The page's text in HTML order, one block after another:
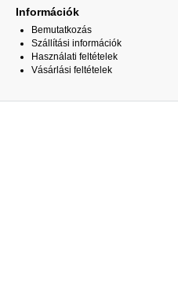
Információk
Bemutatkozás
Szállítási információk
Használati feltételek
Vásárlási feltételek